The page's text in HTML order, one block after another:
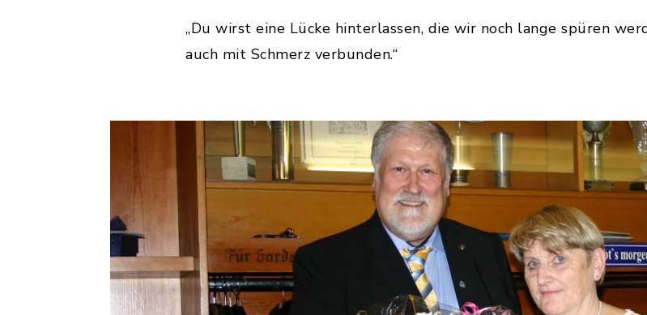
„Du wirst eine Lücke hinterlassen, die wir noch lange spüren
auch mit Schmerz verbunden.“